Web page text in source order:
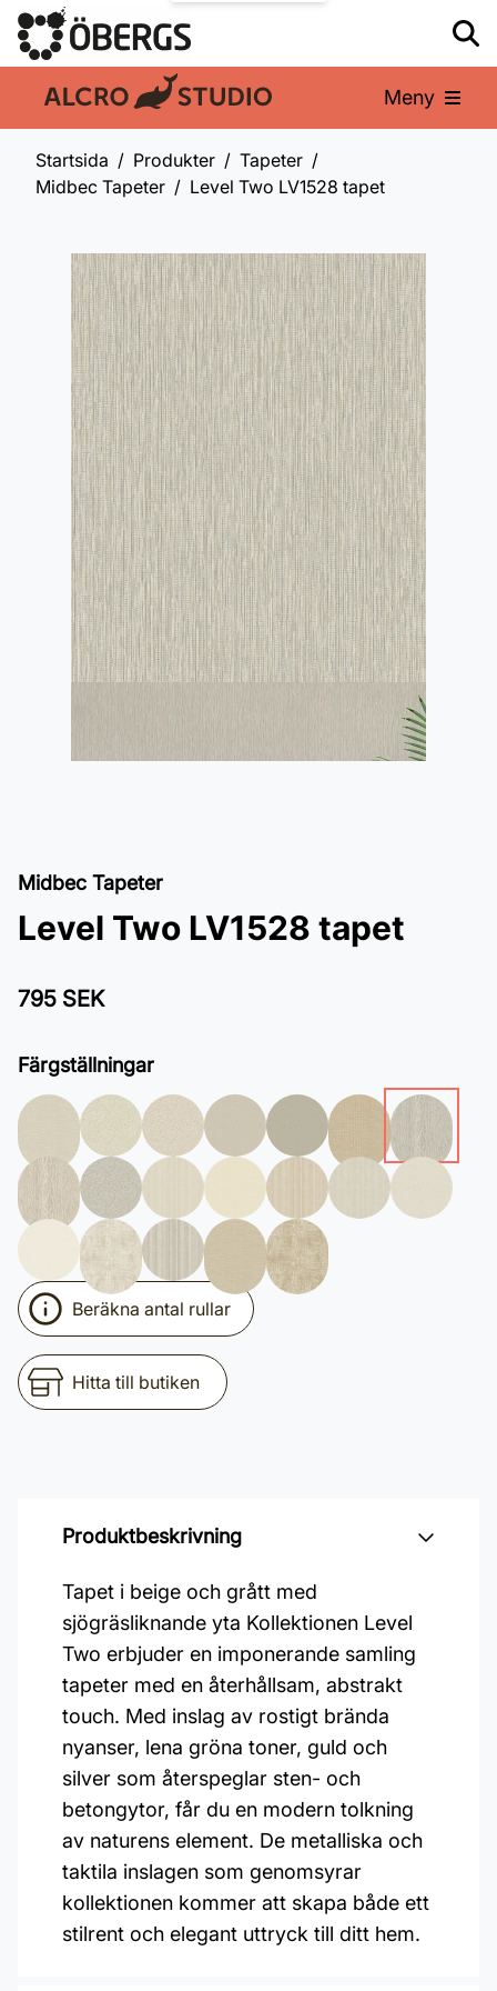
En del av: Meny
Startsida Produkter
Tapeter
Midbec Tapeter
Level Two LV1528 tapet
Midbec Tapeter
Level Two LV1528 tapet
795 SEK
Färgställningar
Beräkna antal rullar
Hitta till butiken
Produktbeskrivning
Tapet i beige och grått med
sjögräsliknande yta Kollektionen Level
Two erbjuder en imponerande samling
tapeter med en återhållsam, abstrakt
touch. Med inslag av rostigt brända
nyanser, lena gröna toner, guld och
silver som återspeglar sten- och
betongytor, får du en modern tolkning
av naturens element. De metalliska och
taktila inslagen som genomsyrar
kollektionen kommer att skapa både ett
stilrent och elegant uttryck till ditt hem.